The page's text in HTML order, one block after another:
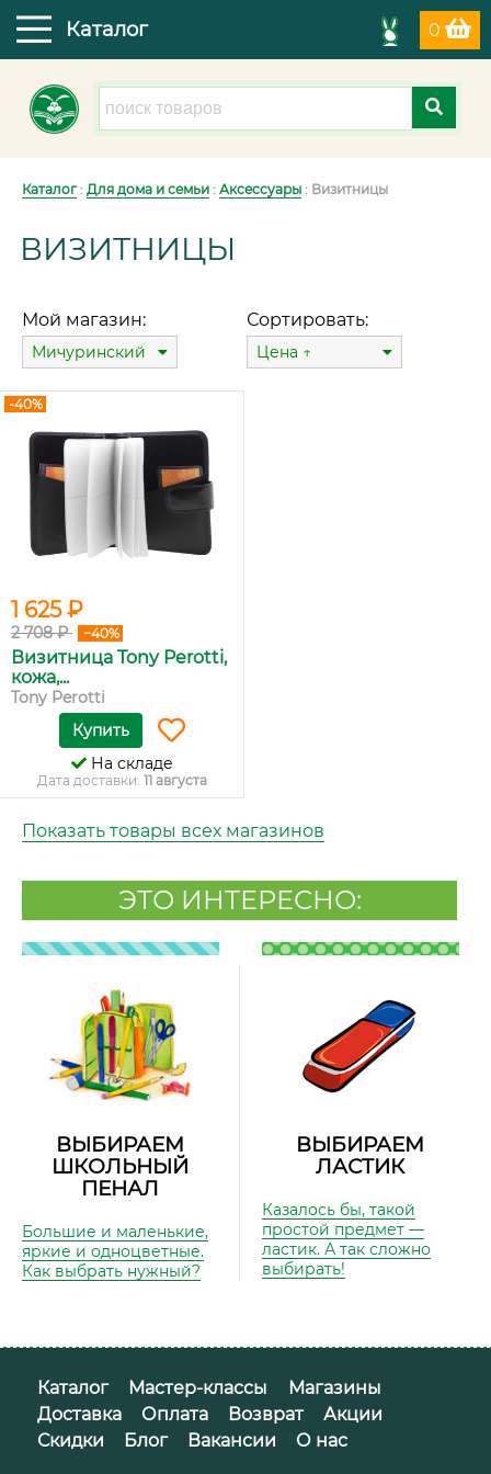
0
Каталог
Каталог: Для дома и семьи : Аксессуары : Визитницы
ВИЗИТНИЦЫ
Мой магазин:
Мичуринский
Сортировать:
Цена ↑
-40%
1 625 ₽
2 708 ₽ −40%
Визитница Tony Perotti,
кожа,...
Tony Perotti
Купить
На складе
Дата доставки: 11 августа
Показать товары всех магазинов
ЭТО ИНТЕРЕСНО:
ВЫБИРАЕМ
ШКОЛЬНЫЙ
ПЕНАЛ
Большие и маленькие,
яркие и одноцветные.
Как выбрать нужный?
ВЫБИРАЕМ
ЛАСТИК
Казалось бы, такой
простой предмет —
ластик. А так сложно
выбирать!
Каталог Мастер-классы
Магазины
Доставка
Оплата Возврат
Акции
Скидки
Блог Вакансии О нас